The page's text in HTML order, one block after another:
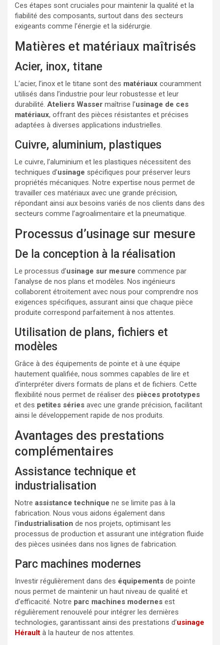
Ces étapes sont cruciales pour maintenir la qualité et la
fiabilité des composants, surtout dans des secteurs
exigeants comme l’énergie et la sidérurgie.
Matières et matériaux maîtrisés
Acier, inox, titane
L’acier, l’inox et le titane sont des matériaux couramment
utilisés dans l’industrie pour leur robustesse et leur
durabilité. Ateliers Wasser maîtrise l’usinage de ces
matériaux, offrant des pièces résistantes et précises
adaptées à diverses applications industrielles.
Cuivre, aluminium, plastiques
Le cuivre, l’aluminium et les plastiques nécessitent des
techniques d’usinage spécifiques pour préserver leurs
propriétés mécaniques. Notre expertise nous permet de
travailler ces matériaux avec une grande précision,
répondant ainsi aux besoins variés de nos clients dans des
secteurs comme l’agroalimentaire et la pneumatique.
Processus d’usinage sur mesure
De la conception à la réalisation
Le processus d’usinage sur mesure commence par
l’analyse de nos plans et modèles. Nos ingénieurs
collaborent étroitement avec nous pour comprendre nos
exigences spécifiques, assurant ainsi que chaque pièce
produite correspond parfaitement à nos attentes.
Utilisation de plans, fichiers et
modèles
Grâce à des équipements de pointe et à une équipe
hautement qualifiée, nous sommes capables de lire et
d’interpréter divers formats de plans et de fichiers. Cette
flexibilité nous permet de réaliser des pièces prototypes
et des petites séries avec une grande précision, facilitant
ainsi le développement rapide de nos produits.
Avantages des prestations
complémentaires
Assistance technique et
industrialisation
Notre assistance technique ne se limite pas à la
fabrication. Nous vous aidons également dans
l’industrialisation de nos projets, optimisant les
processus de production et assurant une intégration fluide
des pièces usinées dans nos lignes de fabrication.
Parc machines modernes
Investir régulièrement dans des équipements de pointe
nous permet de maintenir un haut niveau de qualité et
d’efficacité. Notre parc machines modernes est
régulièrement renouvelé pour intégrer les dernières
technologies, garantissant ainsi des prestations d’usinage
Hérault à la hauteur de nos attentes.